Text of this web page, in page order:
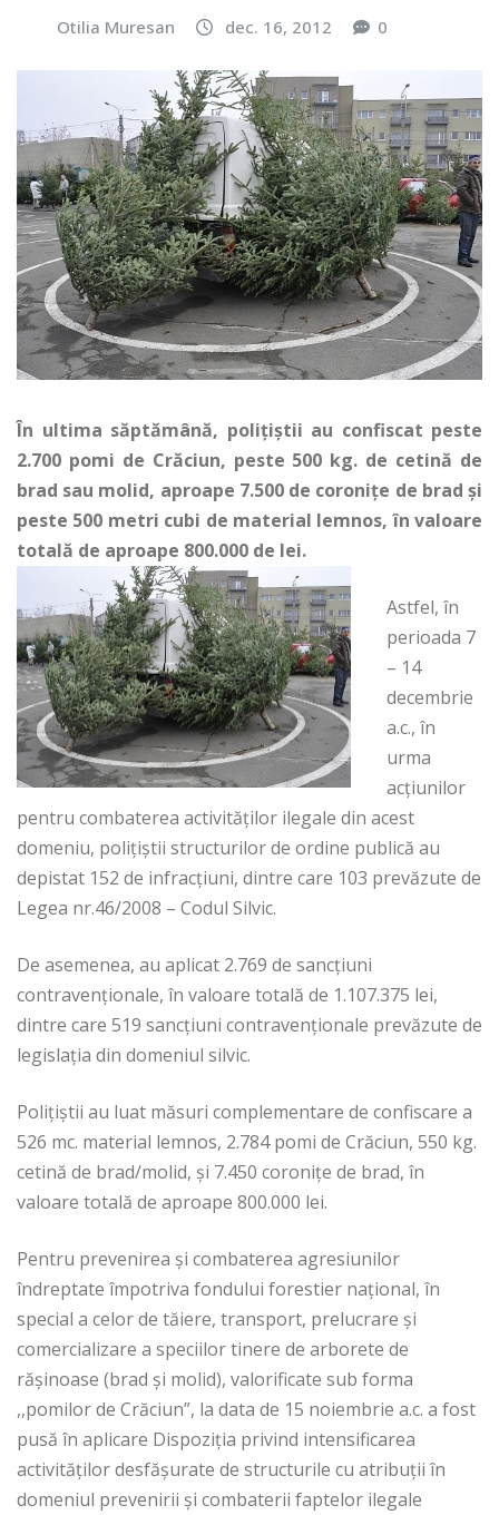
Otilia Muresan dec. 16, 2012 0
În ultima săptămână, poliţiştii au confiscat peste
2.700 pomi de Crăciun, peste 500 kg. de cetină de
brad sau molid, aproape 7.500 de coroniţe de brad şi
peste 500 metri cubi de material lemnos, în valoare
totală de aproape 800.000 de lei.
Astfel, în
perioada 7
– 14
decembrie
a.c., în
urma
acţiunilor
pentru combaterea activităţilor ilegale din acest
domeniu, poliţiştii structurilor de ordine publică au
depistat 152 de infracţiuni, dintre care 103 prevăzute de
Legea nr.46/2008 – Codul Silvic.
De asemenea, au aplicat 2.769 de sancţiuni
contravenţionale, în valoare totală de 1.107.375 lei,
dintre care 519 sancţiuni contravenţionale prevăzute de
legislaţia din domeniul silvic.
Poliţiştii au luat măsuri complementare de confiscare a
526 mc. material lemnos, 2.784 pomi de Crăciun, 550 kg.
cetină de brad/molid, şi 7.450 coroniţe de brad, în
valoare totală de aproape 800.000 lei.
Pentru prevenirea şi combaterea agresiunilor
îndreptate împotriva fondului forestier naţional, în
special a celor de tăiere, transport, prelucrare şi
comercializare a speciilor tinere de arborete de
răşinoase (brad şi molid), valorificate sub forma
,,pomilor de Crăciun”, la data de 15 noiembrie a.c. a fost
pusă în aplicare Dispoziţia privind intensificarea
activităţilor desfăşurate de structurile cu atribuţii în
domeniul prevenirii şi combaterii faptelor ilegale